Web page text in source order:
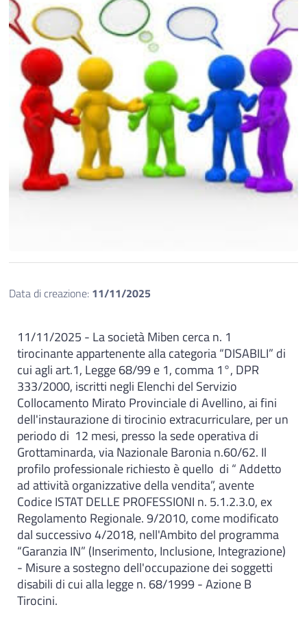
Data di creazione: 11/11/2025
11/11/2025 - La società Miben cerca n. 1
tirocinante appartenente alla categoria “DISABILI” di
cui agli art.1, Legge 68/99 e 1, comma 1°, DPR
333/2000, iscritti negli Elenchi del Servizio
Collocamento Mirato Provinciale di Avellino, ai fini
dell'instaurazione di tirocinio extracurriculare, per un
periodo di 12 mesi, presso la sede operativa di
Grottaminarda, via Nazionale Baronia n.60/62. Il
profilo professionale richiesto è quello di “ Addetto
ad attività organizzative della vendita”, avente
Codice ISTAT DELLE PROFESSIONI n. 5.1.2.3.0, ex
Regolamento Regionale. 9/2010, come modificato
dal successivo 4/2018, nell'Ambito del programma
“Garanzia IN” (Inserimento, Inclusione, Integrazione)
- Misure a sostegno dell'occupazione dei soggetti
disabili di cui alla legge n. 68/1999 - Azione B
Tirocini.